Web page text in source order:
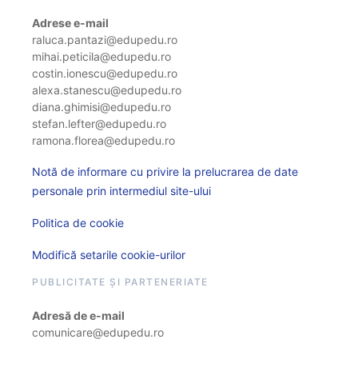
Adrese e-mail
raluca.pantazi@edupedu.ro
mihai.peticila@edupedu.ro
costin.ionescu@edupedu.ro
alexa.stanescu@edupedu.ro
diana.ghimisi@edupedu.ro
stefan.lefter@edupedu.ro
ramona.florea@edupedu.ro
Notă de informare cu privire la prelucrarea de date
personale prin intermediul site-ului
Politica de cookie
Modifică setarile cookie-urilor
PUBLICITATE ȘI PARTENERIATE
Adresă de e-mail
comunicare@edupedu.ro